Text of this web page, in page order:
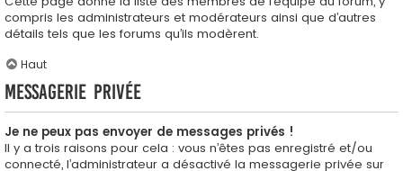
compris les administrateurs et modérateurs ainsi que d’autres
détails tels que les forums qu’ils modèrent.
Haut
Messagerie privée
Je ne peux pas envoyer de messages privés !
Il y a trois raisons pour cela : vous n’êtes pas enregistré et/ou
connecté, l’administrateur a désactivé la messagerie privée sur